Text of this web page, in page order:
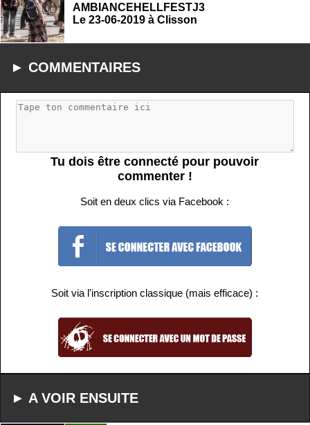
AMBIANCEHELLFESTJ3
Le 23-06-2019 à Clisson
► COMMENTAIRES
Tu dois être connecté pour pouvoir
commenter !
Soit en deux clics via Facebook :
Soit via l'inscription classique (mais efficace) :
► A VOIR ENSUITE